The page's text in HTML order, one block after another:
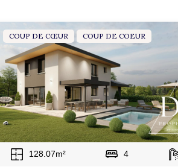
COUP DE CŒUR COUP DE COEUR
128.07m² 4